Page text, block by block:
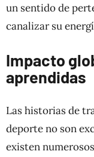
un sentido de
canalizar su
Impacto
aprendidas
Las historias de
deporte no son
existen